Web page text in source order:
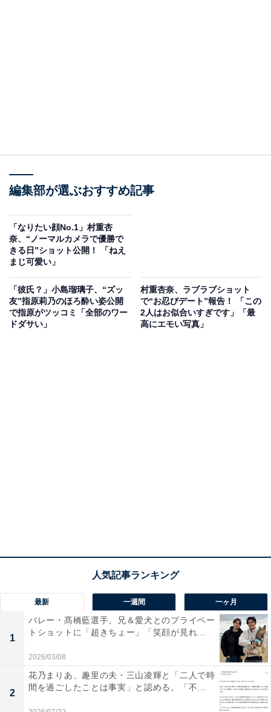
編集部が選ぶおすすめ記事
「なりたい顔No.1」村重杏
奈、“ノーマルカメラで優勝で
きる日”ショット公開！ 「ねえ
まじ可愛い」
「彼氏？」小島瑠璃子、“ズッ
友”指原莉乃のほろ酔い姿公開
で指原がツッコミ「全部のワー
ドダサい」
村重杏奈、ラブラブショット
で“お忍びデート”報告！ 「この
2人はお似合いすぎです」「最
高にエモい写真」
最新 一週間 一ヶ月
1
バレー・髙橋藍選手、兄＆愛犬とのプライベー
トショットに「超きちょー」「笑顔が見れ...
2026/03/08
2
花乃まりあ、趣里の夫・三山凌輝と「二人で時
間を過ごしたことは事実」と認める。「不...